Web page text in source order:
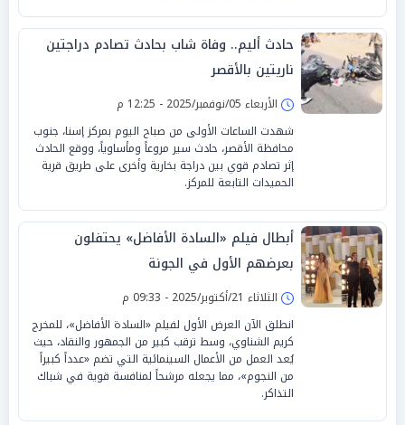
حادث أليم.. وفاة شاب بحادث تصادم دراجتين
ناريتين بالأقصر
الأربعاء 05/نوفمبر/2025 - 12:25 م
شهدت الساعات الأولى من صباح اليوم بمركز إسنا، جنوب
محافظة الأقصر، حادث سير مروعاً ومأساوياً، ووقع الحادث
إثر تصادم قوي بين دراجة بخارية وأخرى على طريق قرية
الحميدات التابعة للمركز.
أبطال فيلم «السادة الأفاضل» يحتفلون
بعرضهم الأول في الجونة
الثلاثاء 21/أكتوبر/2025 - 09:33 م
انطلق الآن العرض الأول لفيلم «السادة الأفاضل»، للمخرج
كريم الشناوي، وسط ترقب كبير من الجمهور والنقاد، حيث
يُعد العمل من الأعمال السينمائية التي تضم «عدداً كبيراً
من النجوم»، مما يجعله مرشحاً لمنافسة قوية في شباك
التذاكر.